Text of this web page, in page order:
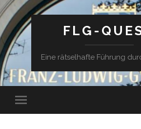
FLG-
Eine rätselhafte Führung
Menü